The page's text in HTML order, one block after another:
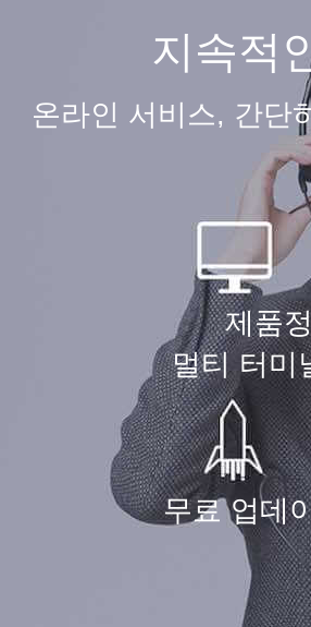
지속적
온라인 서비스, 간단
제품
멀티 터미
무료 업데